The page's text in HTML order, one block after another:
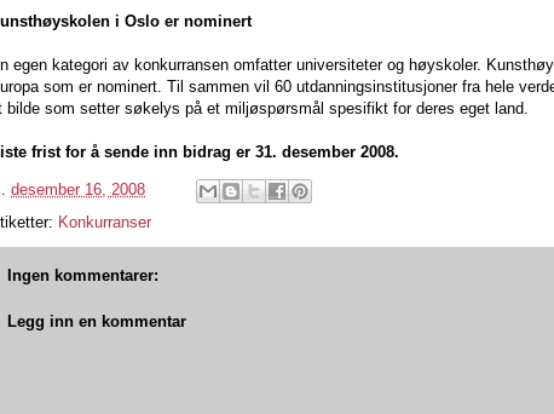
i Oslo er nominert
egen kategori av konkurransen omfatter universiteter og høyskoler.
som er nominert. Til sammen vil 60 utdanningsinstitusjoner fra hele
bilde som setter søkelys på et miljøspørsmål spesifikt for deres eget land.
frist for å sende inn bidrag er 31. desember 2008.
desember 16, 2008
Konkurranser
Ingen kommentarer:
Legg inn en kommentar